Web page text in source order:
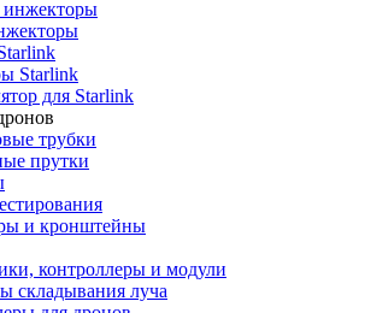
Starlink
для Starlink
трубки
прутки
и кронштейны
контроллеры и модули
складывания луча